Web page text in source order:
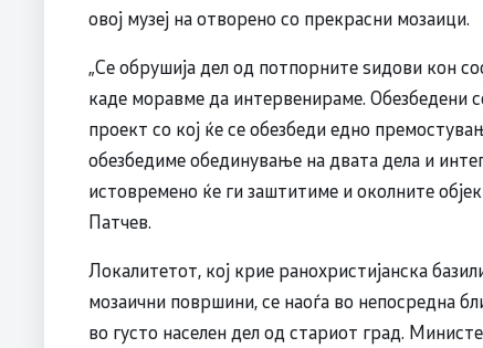
овој музеј на отворено со прекрасни мозаици.
„Се обрушија дел од потпорните ѕидови кон
каде моравме да интервенираме. Обезбедени
проект со кој ќе се обезбеди едно
обезбедиме обединување на двата дела и
истовремено ќе ги заштитиме и околните
Патчев.
Локалитетот, кој крие ранохристијанска
мозаични површини, се наоѓа во непосредна
во густо населен дел од стариот град.